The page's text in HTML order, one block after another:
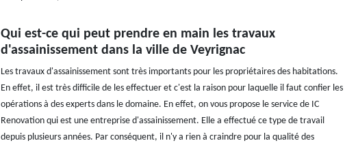
Qui est-ce qui peut prendre en main les travaux
d'assainissement dans la ville de Veyrignac
Les travaux d'assainissement sont très importants pour les propriétaires des habitations.
En effet, il est très difficile de les effectuer et c'est la raison pour laquelle il faut confier les
opérations à des experts dans le domaine. En effet, on vous propose le service de IC
Renovation qui est une entreprise d'assainissement. Elle a effectué ce type de travail
depuis plusieurs années. Par conséquent, il n'y a rien à craindre pour la qualité des